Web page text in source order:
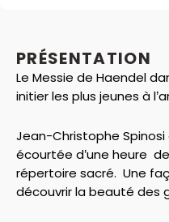
PRÉSENTATION
Le Messie de Haendel
initier les plus jeunes à
Jean-Christophe
écourtée d’une heure
répertoire sacré. Une
découvrir la beauté des